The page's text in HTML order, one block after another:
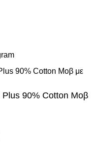
Plus 90% Cotton Μοβ